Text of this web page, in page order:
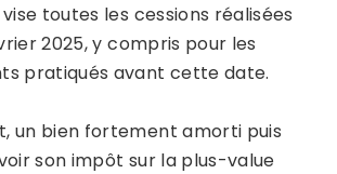
toutes les cessions réalisées
2025, y compris pour les
pratiqués avant cette date.
un bien fortement amorti puis
son impôt sur la plus-value